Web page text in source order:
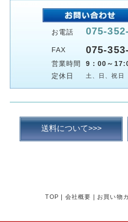
お電話 075-
FAX 075-
営業時間
9：00～
定休日
土、日、祝日
送料について>>>
TOP 会社概要 お買い物